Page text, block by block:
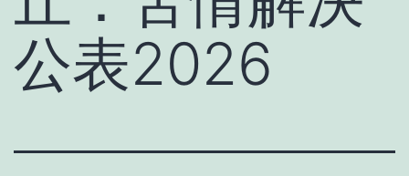
公表2026